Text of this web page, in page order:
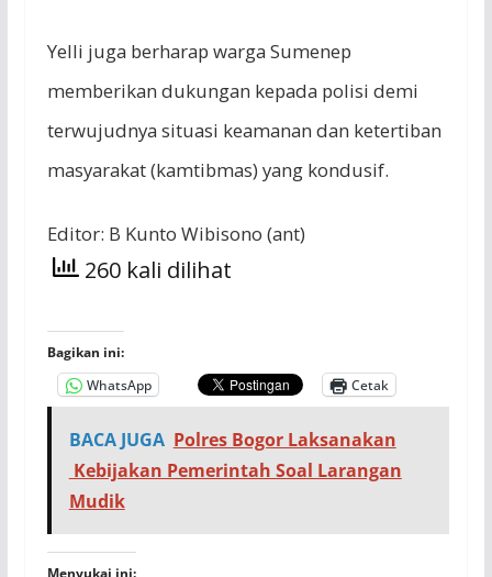
Yelli juga berharap warga Sumenep
memberikan dukungan kepada polisi demi
terwujudnya situasi keamanan dan ketertiban
masyarakat (kamtibmas) yang kondusif.
Editor: B Kunto Wibisono (ant)
260 kali dilihat
Bagikan ini:
WhatsApp
Cetak
BACA JUGA Polres Bogor Laksanakan
Kebijakan Pemerintah Soal Larangan
Mudik